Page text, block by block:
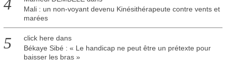
Mali : un non-voyant devenu Kinésithérapeute contre vents et
marées
click here dans
Békaye Sibé : « Le handicap ne peut être un prétexte pour
baisser les bras »